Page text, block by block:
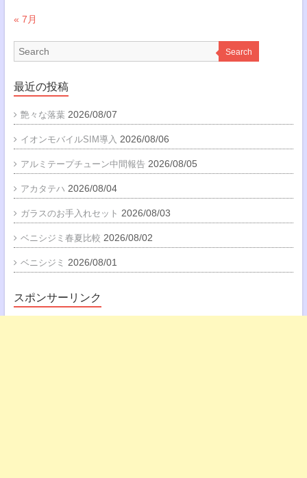
« 7月
Search
最近の投稿
艶々な落葉 2026/08/07
イオンモバイルSIM導入 2026/08/06
アルミテープチューン中間報告 2026/08/05
アカタテハ 2026/08/04
ガラスのお手入れセット 2026/08/03
ベニシジミ春夏比較 2026/08/02
ベニシジミ 2026/08/01
スポンサーリンク